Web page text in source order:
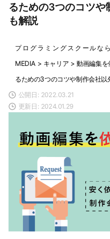
るための3つのコツや
も解説
プログラミングスクールな
MEDIA > キャリア >動画編集を
るための3つのコツや制作会社以
公開日: 2022.03.21
更新日: 2024.01.29